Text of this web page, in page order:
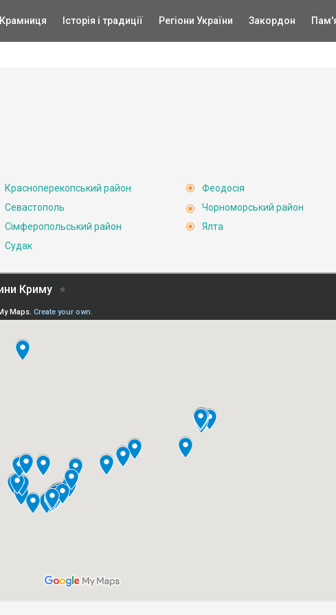
Крамниця Історія і традиції Регіони України Закордон
Красноперекопський район
Севастополь
Сімферопольський район
Судак
Феодосія
Чорноморський район
Ялта